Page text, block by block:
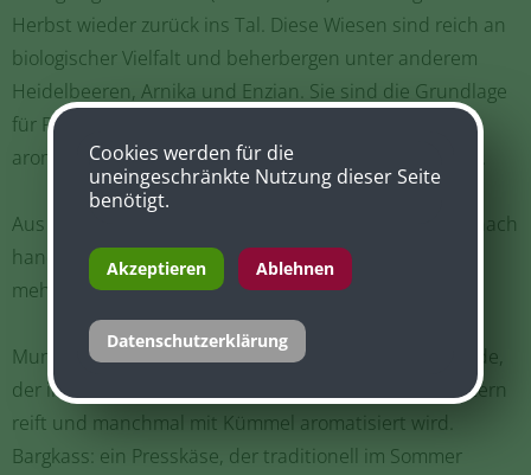
Herbst wieder zurück ins Tal. Diese Wiesen sind reich an
biologischer Vielfalt und beherbergen unter anderem
Heidelbeeren, Arnika und Enzian. Sie sind die Grundlage
für Rohmilch von herausragender Qualität, die
aromatisch ist und eng mit dem Terroir verbunden ist.
Aus dieser Milch stellen die Bäuerinnen und Bauern nach
handwerklichen, nicht pasteurisierten Methoden
mehrere traditionelle Bauernkäsesorten her.
Munster fermier: ein Weichkäse mit gewaschener Rinde,
der in der Regel mindestens 21 Tage auf Fichtenbrettern
reift und manchmal mit Kümmel aromatisiert wird.
Bargkass: ein Presskäse, der traditionell im Sommer
Cookies werden für die
uneingeschränkte Nutzung dieser Seite
benötigt.
Akzeptieren Ablehnen
Datenschutzerklärung